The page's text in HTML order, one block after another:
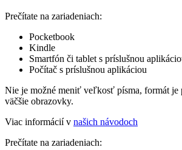
Prečítate na zariadeniach:
Pocketbook
Kindle
Smartfón či tablet s príslušnou
Počítač s príslušnou aplikáciou
Nie je možné meniť veľkosť písma, formát je
väčšie obrazovky.
Viac informácií v našich návodoch
Prečítate na zariadeniach: